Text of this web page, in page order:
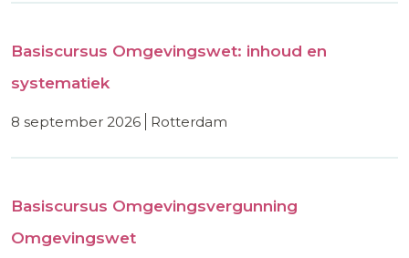
Basiscursus Omgevingswet: inhoud en
systematiek
8 september 2026 rotterdam
Basiscursus Omgevingsvergunning
Omgevingswet